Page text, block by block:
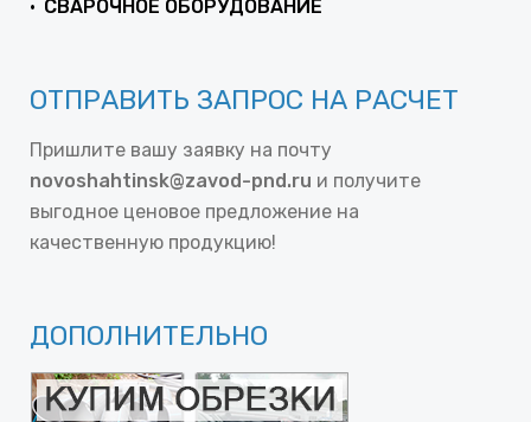
СВАРОЧНОЕ ОБОРУДОВАНИЕ
ОТПРАВИТЬ ЗАПРОС НА РАСЧЕТ
Пришлите вашу заявку на почту
novoshahtinsk@zavod-pnd.ru и получите
выгодное ценовое предложение на
качественную продукцию!
ДОПОЛНИТЕЛЬНО